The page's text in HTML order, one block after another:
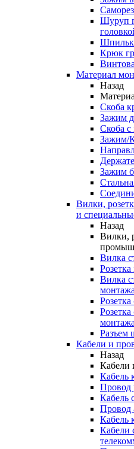
Саморез
Шуруп
Крюк
Материал
Назад
Скоба
Зажим
Скоба с
Зажим/
Зажим
Вилки,
и
Назад
Вилки,
Вилка
Вилка
монтажа
монтажа
Разъем
Кабели и
Назад
Кабели
Кабель
Провод
Кабель
Провод
Кабель
Кабели